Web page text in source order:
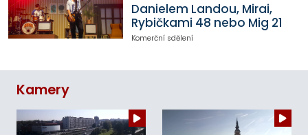
Danielem Landou, Mirai,
Rybičkami 48 nebo Mig 21
Komerční sdělení
Kamery